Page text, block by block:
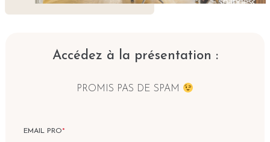
Accédez à la présentation :
PROMIS PAS DE SPAM
EMAIL PRO*